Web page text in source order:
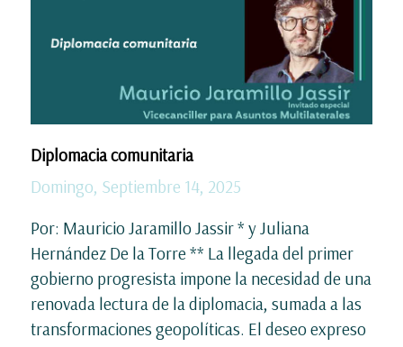
Diplomacia comunitaria
Domingo, Septiembre 14, 2025
Por: Mauricio Jaramillo Jassir * y Juliana
Hernández De la Torre ** La llegada del primer
gobierno progresista impone la necesidad de una
renovada lectura de la diplomacia, sumada a las
transformaciones geopolíticas. El deseo expreso